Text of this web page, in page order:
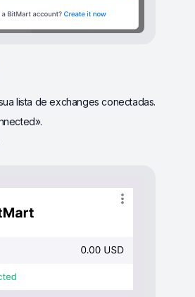
lista de exchanges conectadas.